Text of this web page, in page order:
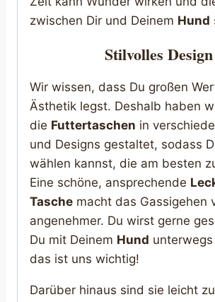
zwischen Dir und Deinem Hund
Stilvolles Design
Wir wissen, dass Du großen
Ästhetik legst. Deshalb haben
die Futtertaschen in
und Designs gestaltet, sodass
wählen kannst, die am besten
Eine schöne, ansprechende
Tasche macht das Gassigehen
angenehmer. Du wirst gerne
Du mit Deinem Hund
das ist uns wichtig!
Darüber hinaus sind sie leicht